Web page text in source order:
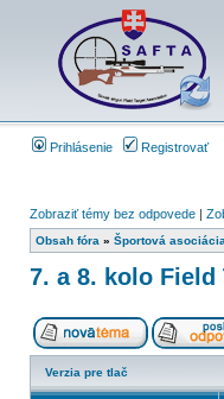
Prihlásenie Registrovať
Zobraziť témy bez odpovede |
Obsah fóra » Športová
7. a 8. kolo
Verzia pre tlač